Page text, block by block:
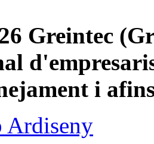
Greintec
i
Ardiseny